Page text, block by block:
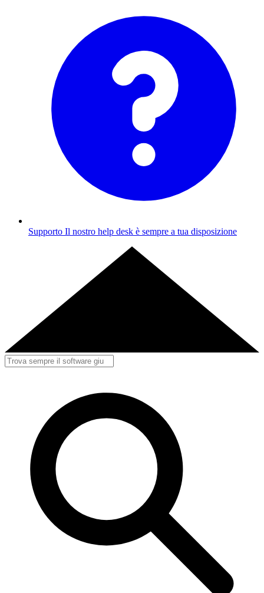
Supporto Il nostro help desk è sempre a tua disposizione